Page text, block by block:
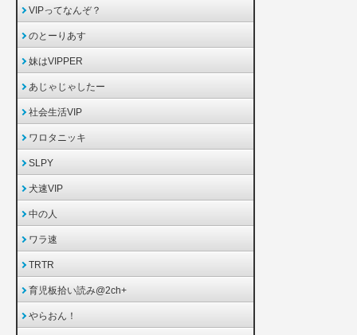
VIPってなんぞ？
のとーりあす
妹はVIPPER
あじゃじゃしたー
社会生活VIP
ワロタニッキ
SLPY
犬速VIP
中の人
ワラ速
TRTR
育児板拾い読み@2ch+
やらおん！